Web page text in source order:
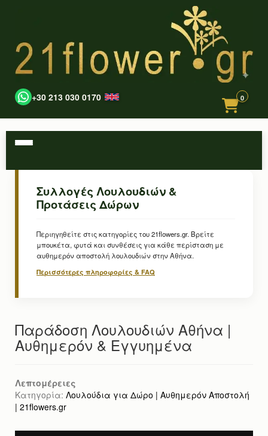
+30 213 030 0170 0
Συλλογές Λουλουδιών &
Προτάσεις Δώρων
Περιηγηθείτε στις κατηγορίες του 21flowers.gr. Βρείτε
μπουκέτα, φυτά και συνθέσεις για κάθε περίσταση με
αυθημερόν αποστολή λουλουδιών στην Αθήνα.
Περισσότερες πληροφορίες & FAQ
Παράδοση Λουλουδιών Αθήνα |
Αυθημερόν & Εγγυημένα
Λεπτομέρειες
Κατηγορία: Λουλούδια για Δώρο | Αυθημερόν Αποστολή
| 21flowers.gr